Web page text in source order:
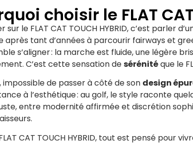
choisir le FLAT CAT
sur le FLAT CAT TOUCH HYBRID, c’est
après tant d’années à parcourir fairways et
s’aligner : la marche est fluide, une légère
C’est cette sensation desérénitéque le
impossible de passer à côté de son design
à l’esthétique : au golf, le style raconte
entre modernité affirmée et discrétion
CAT TOUCH HYBRID, tout est pensé pour